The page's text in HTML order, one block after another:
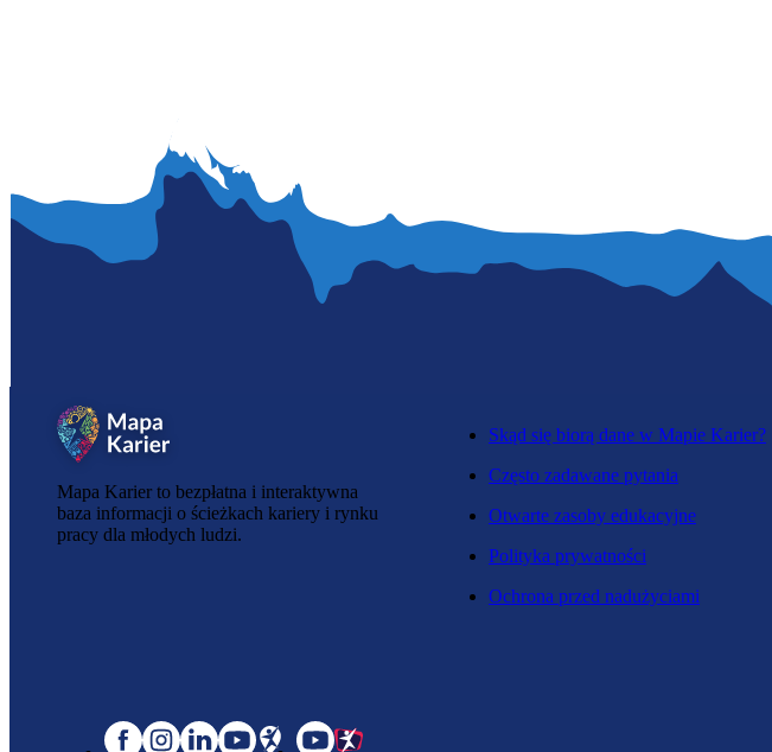
Mapa Karier to bezpłatna i interaktywna
baza informacji o ścieżkach kariery i rynku
pracy dla młodych ludzi.
Skąd się biorą dane w Mapie Karier?
Często zadawane pytania
Otwarte zasoby edukacyjne
Polityka prywatności
Ochrona przed nadużyciami